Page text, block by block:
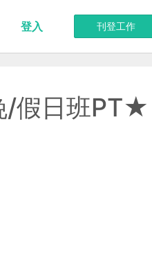
刊登工作
登入
/假日班PT★